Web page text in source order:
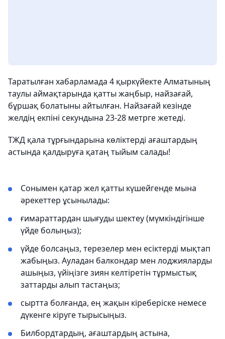
Таратылған хабарламада 4 қыркүйекте Алматының
таулы аймақтарында қатты жаңбыр, найзағай,
бұршақ болатыны айтылған. Найзағай кезінде
желдің екпіні секундына 23-28 метрге жетеді.
ТЖД қала тұрғындарына көліктерді ағаштардың
астында қалдыруға қатаң тыйым салады!
Сонымен қатар жел қатты күшейгенде мына
әрекеттер ұсынылады:
ғимараттардан шығуды шектеу (мүмкіндігінше
үйде болыңыз);
үйде болсаңыз, терезелер мен есіктерді мықтап
жабыңыз. Ауладан балкондар мен лоджияларды
ашыңыз, үйіңізге зиян келтіретін тұрмыстық
заттарды алып тастаңыз;
сыртта болғанда, ең жақын кіреберіске немесе
дүкенге кіруге тырысыңыз.
Билбордтардың, ағаштардың астына,